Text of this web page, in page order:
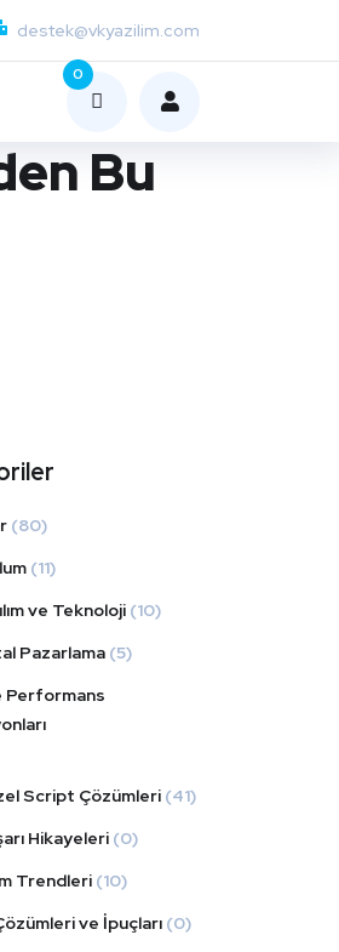
destek@vkyazilim.com
0
Bu
(80)
(11)
ve Teknoloji (10)
Pazarlama (5)
Performans
Script Çözümleri (41)
Hikayeleri (0)
Trendleri (10)
ve İpuçları (0)